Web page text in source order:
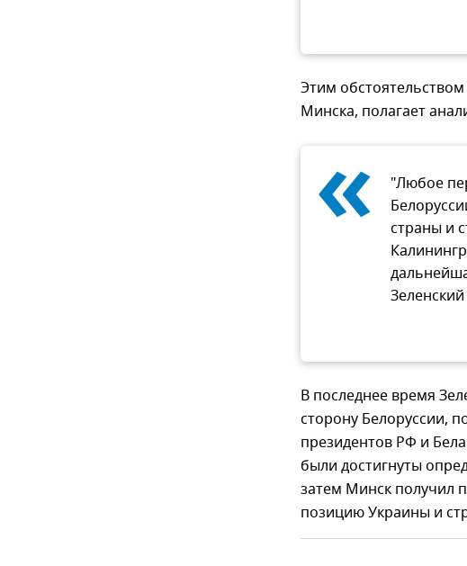
Этим
Минска, полагает
«
"Любое
страны и
В последнее время
сторону Белоруссии,
президентов РФ и
были достигнуты
затем Минск получил
позицию Украины и